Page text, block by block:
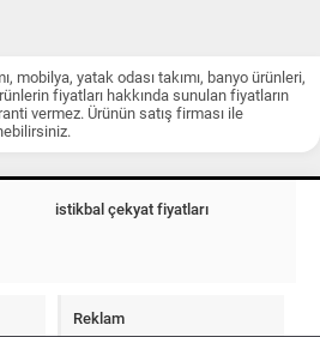
mobilya, yatak odası takımı, banyo ürünleri,
fiyatları hakkında sunulan fiyatların
vermez. Ürünün satış firması ile
istikbal çekyat fiyatları
Reklam